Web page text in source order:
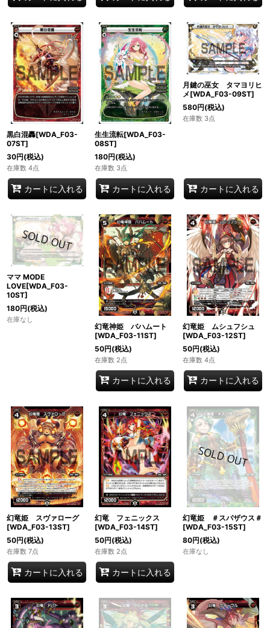
黒白混轟[WDA_F03-
07ST]
30円(税込)
在庫数 4点
カートに入れる
生生流転[WDA_F03-
08ST]
180円(税込)
在庫数 3点
カートに入れる
月鍵の巫女 タマヨリヒ
メ[WDA_F03-09ST]
580円(税込)
在庫数 3点
カートに入れる
ママ MODE
LOVE[WDA_F03-
10ST]
180円(税込)
在庫なし
幻竜神姫 バハムート
[WDA_F03-11ST]
50円(税込)
在庫数 2点
カートに入れる
幻竜姫 ムシュフシュ
[WDA_F03-12ST]
50円(税込)
在庫数 4点
カートに入れる
幻竜姫 スヴァローグ
[WDA_F03-13ST]
50円(税込)
在庫数 7点
カートに入れる
幻竜 フェニックス
[WDA_F03-14ST]
50円(税込)
在庫数 2点
カートに入れる
幻竜姫 ＃スパザウス＃
[WDA_F03-15ST]
80円(税込)
在庫なし